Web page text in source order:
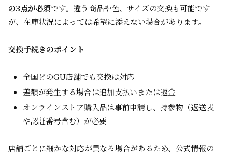
の3点が必須です。違う商品や色、サイズの交換も可能です
が、在庫状況によっては希望に添えない場合があります。
交換手続きのポイント
全国どのGU店舗でも交換は対応
差額が発生する場合は追加支払いまたは返金
オンラインストア購入品は事前申請し、持参物（返送表
や認証番号含む）が必要
店舗ごとに細かな対応が異なる場合があるため、公式情報の